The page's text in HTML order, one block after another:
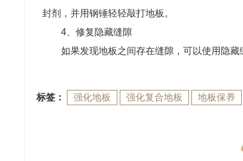
封剂，并用钢锤轻轻敲打地板。
4、修复隐藏缝隙
如果发现地板之间存在缝隙，可以使用隐
标签： 强化地板 强化复合地板 地板保养